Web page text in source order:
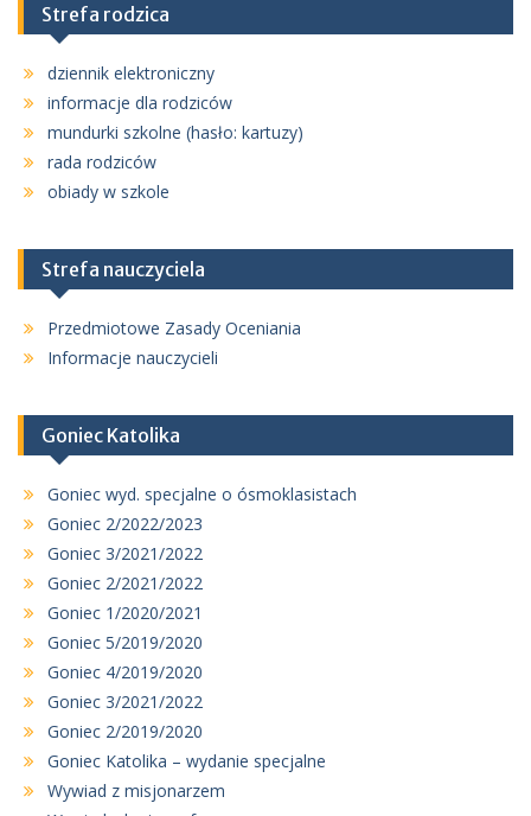
Strefa rodzica
dziennik elektroniczny
informacje dla rodziców
mundurki szkolne (hasło: kartuzy)
rada rodziców
obiady w szkole
Strefa nauczyciela
Przedmiotowe Zasady Oceniania
Informacje nauczycieli
Goniec Katolika
Goniec wyd. specjalne o ósmoklasistach
Goniec 2/2022/2023
Goniec 3/2021/2022
Goniec 2/2021/2022
Goniec 1/2020/2021
Goniec 5/2019/2020
Goniec 4/2019/2020
Goniec 3/2021/2022
Goniec 2/2019/2020
Goniec Katolika – wydanie specjalne
Wywiad z misjonarzem